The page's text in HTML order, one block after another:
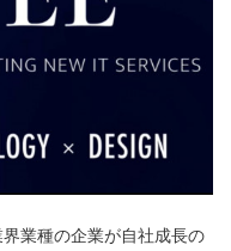
業種の企業が自社成長の